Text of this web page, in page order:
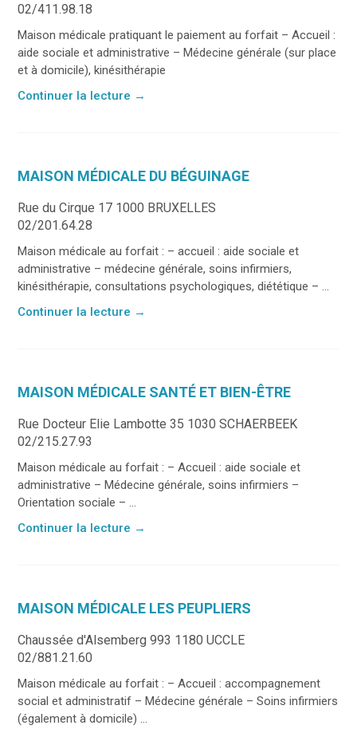
02/411.98.18
Maison médicale pratiquant le paiement au forfait – Accueil :
aide sociale et administrative – Médecine générale (sur place
et à domicile), kinésithérapie
Continuer la lecture →
MAISON MÉDICALE DU BÉGUINAGE
Rue du Cirque 17 1000 BRUXELLES
02/201.64.28
Maison médicale au forfait : – accueil : aide sociale et
administrative – médecine générale, soins infirmiers,
kinésithérapie, consultations psychologiques, diététique – ...
Continuer la lecture →
MAISON MÉDICALE SANTÉ ET BIEN-ÊTRE
Rue Docteur Elie Lambotte 35 1030 SCHAERBEEK
02/215.27.93
Maison médicale au forfait : – Accueil : aide sociale et
administrative – Médecine générale, soins infirmiers –
Orientation sociale – ...
Continuer la lecture →
MAISON MÉDICALE LES PEUPLIERS
Chaussée d'Alsemberg 993 1180 UCCLE
02/881.21.60
Maison médicale au forfait : – Accueil : accompagnement
social et administratif – Médecine générale – Soins infirmiers
(également à domicile) ...